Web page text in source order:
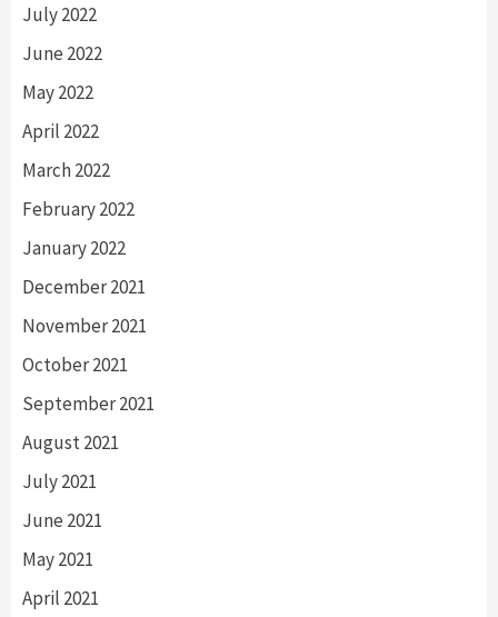
July 2022
June 2022
May 2022
April 2022
March 2022
February 2022
January 2022
December 2021
November 2021
October 2021
September 2021
August 2021
July 2021
June 2021
May 2021
April 2021